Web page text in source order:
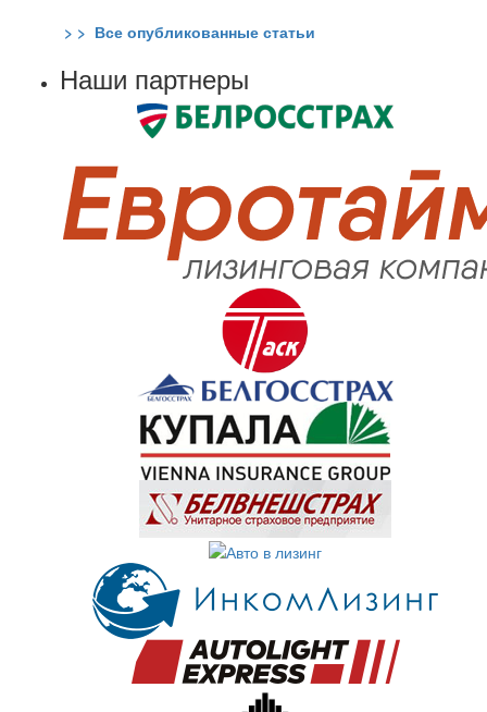
> > Все опубликованные статьи
Наши партнеры